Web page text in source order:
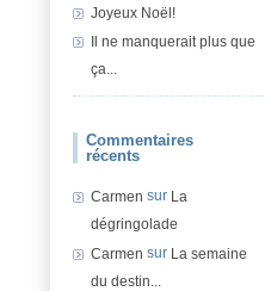
Joyeux Noël!
Il ne manquerait plus que
ça...
Commentaires
récents
Carmen sur La
dégringolade
Carmen sur La semaine
du destin...